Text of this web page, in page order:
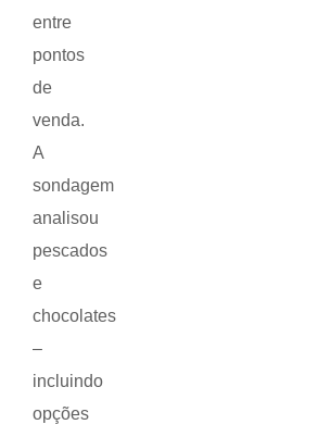
entre
pontos
de
venda.
A
sondagem
analisou
pescados
e
chocolates
–
incluindo
opções